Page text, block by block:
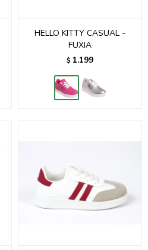
HELLO KITTY CASUAL -
FUXIA
$ 1.199